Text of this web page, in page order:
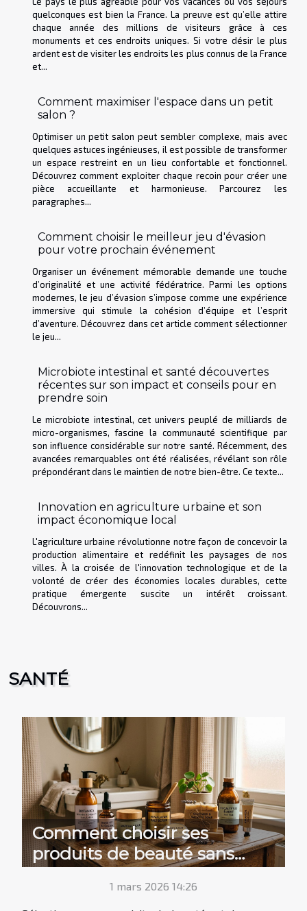
quelconques est bien la France. La preuve est qu’elle attire
chaque année des millions de visiteurs grâce à ces
monuments et ces endroits uniques. Si votre désir le plus
ardent est de visiter les endroits les plus connus de la France
et...
Comment maximiser l'espace dans un petit
salon ?
Optimiser un petit salon peut sembler complexe, mais avec
quelques astuces ingénieuses, il est possible de transformer
un espace restreint en un lieu confortable et fonctionnel.
Découvrez comment exploiter chaque recoin pour créer une
pièce accueillante et harmonieuse. Parcourez les
paragraphes...
Comment choisir le meilleur jeu d'évasion
pour votre prochain événement
Organiser un événement mémorable demande une touche
d’originalité et une activité fédératrice. Parmi les options
modernes, le jeu d’évasion s’impose comme une expérience
immersive qui stimule la cohésion d’équipe et l’esprit
d’aventure. Découvrez dans cet article comment sélectionner
le jeu...
Microbiote intestinal et santé découvertes
récentes sur son impact et conseils pour en
prendre soin
Le microbiote intestinal, cet univers peuplé de milliards de
micro-organismes, fascine la communauté scientifique par
son influence considérable sur notre santé. Récemment, des
avancées remarquables ont été réalisées, révélant son rôle
prépondérant dans le maintien de notre bien-être. Ce texte...
Innovation en agriculture urbaine et son
impact économique local
L'agriculture urbaine révolutionne notre façon de concevoir la
production alimentaire et redéfinit les paysages de nos
villes. À la croisée de l'innovation technologique et de la
volonté de créer des économies locales durables, cette
pratique émergente suscite un intérêt croissant.
Découvrons...
SANTÉ
Comment choisir ses
produits de beauté sans
risque pour la santé?
1 mars 2026 14:26